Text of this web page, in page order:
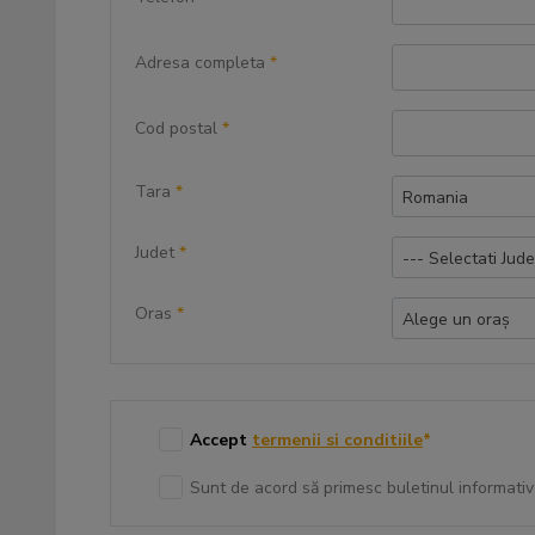
Adresa completa *
Cod postal *
Tara * Romania
Judet * --- Selectati
Oras * Alege un oraș
Accept termenii si conditiile*
Sunt de acord să primesc buletinul informativ